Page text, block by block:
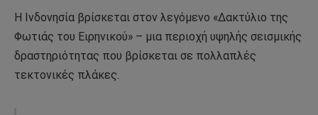
Η Ινδονησία βρίσκεται στον λεγόμενο «Δακτύλιο της
Φωτιάς του Ειρηνικού» – μια περιοχή υψηλής σεισμικής
δραστηριότητας που βρίσκεται σε πολλαπλές
τεκτονικές πλάκες.